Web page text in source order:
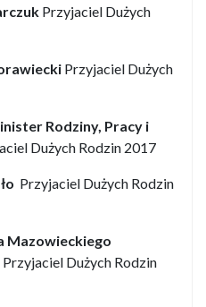
Przyjaciel Dużych
Przyjaciel Dużych
Rodziny, Pracy i
Dużych Rodzin 2017
Przyjaciel Dużych Rodzin
Mazowieckiego
Przyjaciel Dużych Rodzin